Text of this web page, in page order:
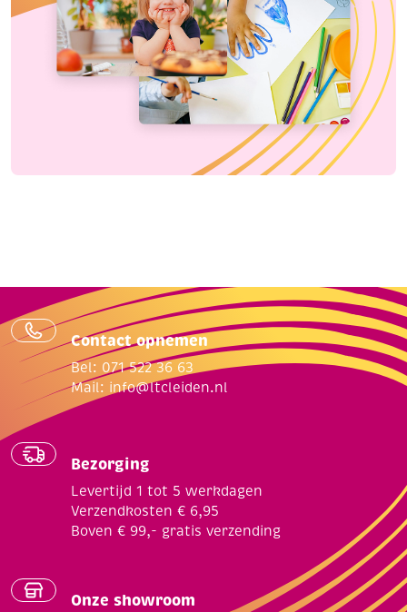
Contact opnemen
Bel: 071 522 36 63
Mail: info@ltcleiden.nl
Bezorging
Levertijd 1 tot 5 werkdagen
Verzendkosten € 6,95
Boven € 99,- gratis verzending
Onze showroom